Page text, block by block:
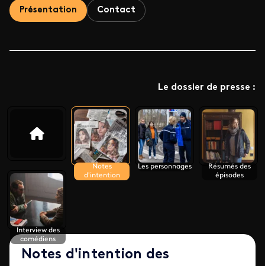
Présentation Contact
Le dossier de presse :
Notes
d'intention
Les personnages
Résumés des
épisodes
Interview des
comédiens
Notes d'intention des